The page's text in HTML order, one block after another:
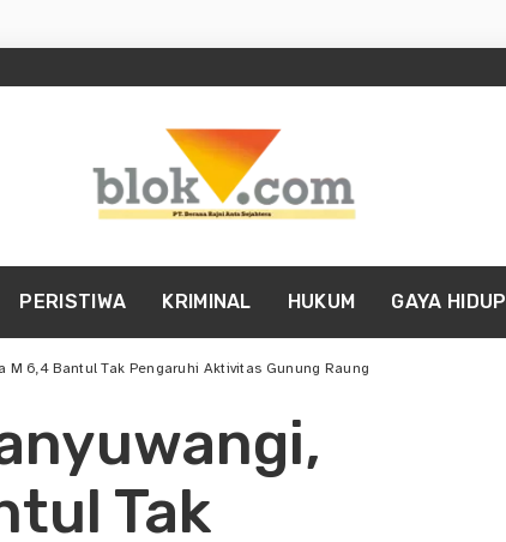
PERISTIWA KRIMINAL HUKUM GAYA HIDUP
M 6,4 Bantul Tak Pengaruhi Aktivitas Gunung Raung
Tak